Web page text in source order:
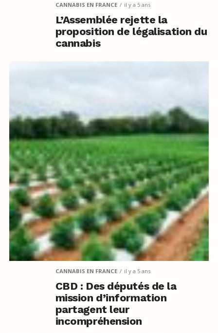
CANNABIS EN FRANCE il y a 5 ans
L’Assemblée rejette la
proposition de légalisation du
cannabis
CANNABIS EN FRANCE il y a 5 ans
CBD : Des députés de la
mission d’information
partagent leur
incompréhension